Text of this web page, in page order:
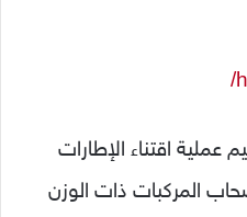
اقتناء الإطارات
المركبات ذات الوزن